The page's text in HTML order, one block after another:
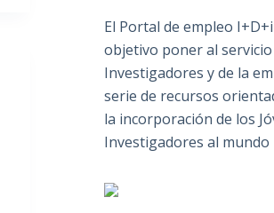
El Portal de empleo
objetivo poner al servicio
Investigadores y de la
serie de recursos
la incorporación de los
Investigadores al mundo